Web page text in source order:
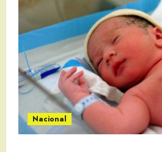
Nacional